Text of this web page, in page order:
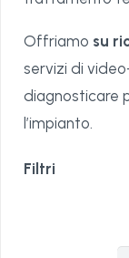
Offriamo su
servizi di
diagnosticare
l’impianto.
Filtri